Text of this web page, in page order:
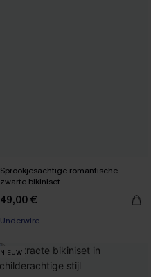
Sprookjesachtige romantische
zwarte bikiniset
49,00 €
Underwire
NIEUW